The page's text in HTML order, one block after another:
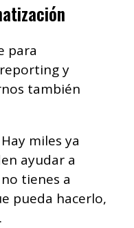
para
y
también
miles ya
ayudar a
tienes a
pueda hacerlo,